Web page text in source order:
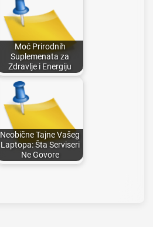
Moć Prirodnih
Suplemenata za
Zdravlje i Energiju
Neobične Tajne Vašeg
Laptopa: Šta Serviseri
Ne Govore